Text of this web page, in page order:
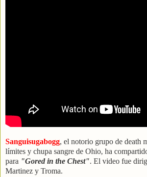
Sanguisugabogg, el notorio grupo de death
límites y chupa sangre de Ohio, ha
para "Gored in the Chest". El video fue
Martinez y Troma.